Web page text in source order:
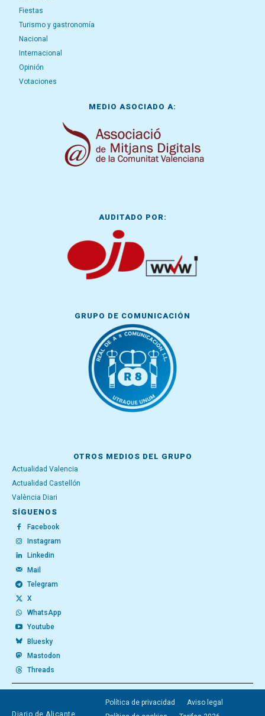
Fiestas
Turismo y gastronomía
Nacional
Internacional
Opinión
Votaciones
MEDIO ASOCIADO A:
AUDITADO POR:
GRUPO DE COMUNICACIÓN
OTROS MEDIOS DEL GRUPO
Actualidad Valencia
Actualidad Castellón
València Diari
SÍGUENOS
Facebook
Instagram
Linkedin
Mail
Telegram
X
WhatsApp
Youtube
Bluesky
Mastodon
Threads
Política de privacidad
Aviso legal